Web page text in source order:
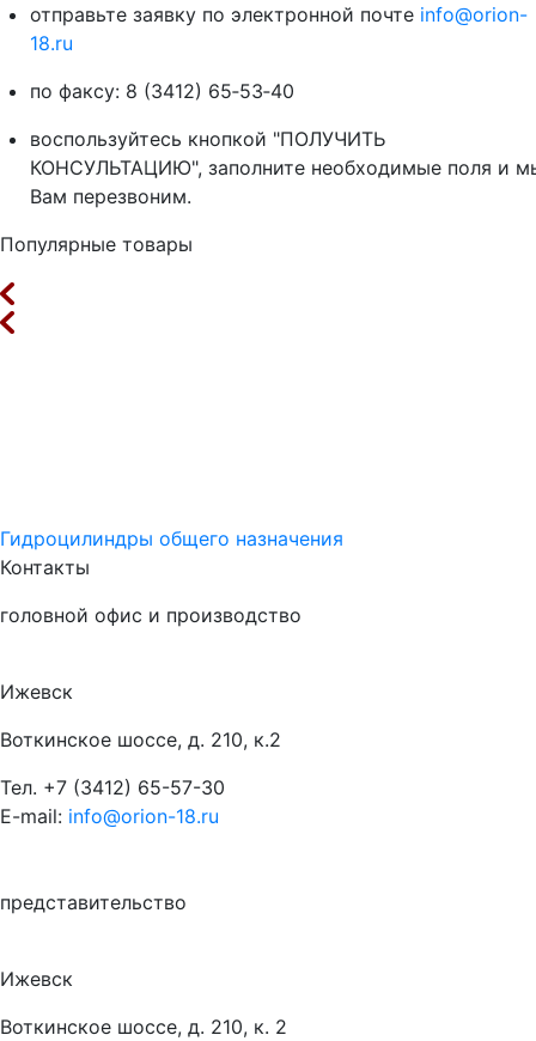
отправьте заявку по электронной почте info@orion-
18.ru
по факсу: 8 (3412) 65‑53‑40
воспользуйтесь кнопкой "ПОЛУЧИТЬ
КОНСУЛЬТАЦИЮ", заполните необходимые поля и
Вам перезвоним.
Популярные товары
Гидроцилиндры общего назначения
Контакты
головной офис и производство
Ижевск
Воткинское шоссе, д. 210, к.2
Тел. +7 (3412) 65-57-30
E-mail: info@orion-18.ru
представительство
Ижевск
Воткинское шоссе, д. 210, к. 2